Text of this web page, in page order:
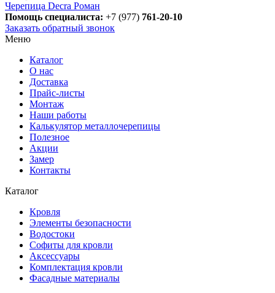
Черепица Decra Роман
Помощь специалиста: +7 (977) 761-20-10
Заказать обратный звонок
Меню
Каталог
О нас
Доставка
Прайс-листы
Монтаж
Наши работы
Калькулятор металлочерепицы
Полезное
Акции
Замер
Контакты
Каталог
Кровля
Элементы безопасности
Водостоки
Софиты для кровли
Аксессуары
Комплектация кровли
Фасадные материалы